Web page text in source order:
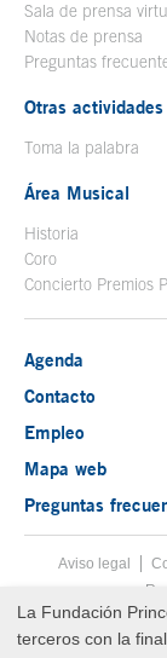
Sala de prensa
Notas de prensa
Preguntas
Otras actividades
Toma la palabra
Área Musical
Historia
Coro
Concierto Premios
Agenda
Contacto
Empleo
Mapa web
Preguntas
Aviso legal
© Copyright Fri
La Fundación
terceros con la